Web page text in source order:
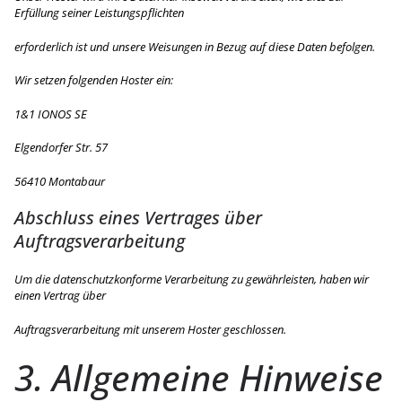
Erfüllung seiner Leistungspflichten
erforderlich ist und unsere Weisungen in Bezug auf diese Daten befolgen.
Wir setzen folgenden Hoster ein:
1&1 IONOS SE
Elgendorfer Str. 57
56410 Montabaur
Abschluss eines Vertrages über
Auftragsverarbeitung
Um die datenschutzkonforme Verarbeitung zu gewährleisten, haben wir
einen Vertrag über
Auftragsverarbeitung mit unserem Hoster geschlossen.
3. Allgemeine Hinweise